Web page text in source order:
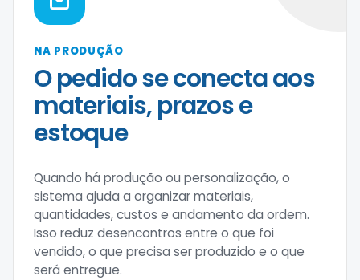
NA PRODUÇÃO
O pedido se conecta aos
materiais, prazos e
estoque
Quando há produção ou personalização, o
sistema ajuda a organizar materiais,
quantidades, custos e andamento da ordem.
Isso reduz desencontros entre o que foi
vendido, o que precisa ser produzido e o que
será entregue.